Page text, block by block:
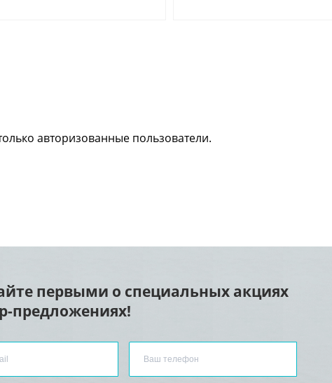
авторизованные пользователи.
первыми о специальных акциях
предложениях!